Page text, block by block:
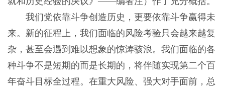
我们党依靠斗争创造历史，更要依靠斗争赢得未
来。新的征程上，我们面临的风险考验只会越来越复
杂，甚至会遇到难以想象的惊涛骇浪。我们面临的各
种斗争不是短期的而是长期的，将伴随实现第二个百
年奋斗目标全过程。在重大风险、强大对手面前，总